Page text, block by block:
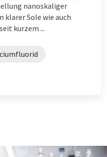
nanoskaliger
Sole wie auch
kurzem ...